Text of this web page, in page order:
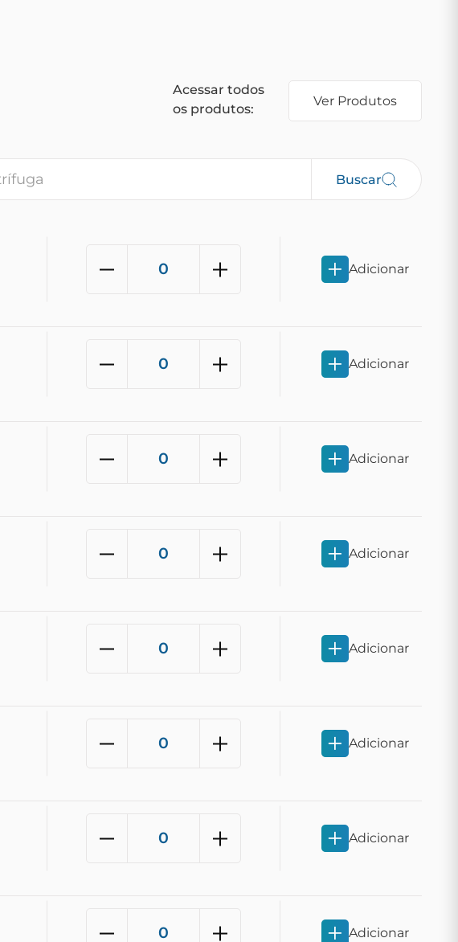
Acessar todos
os produtos:
Ver Produtos
Buscar
Adicionar
Adicionar
Adicionar
Adicionar
Adicionar
Adicionar
Adicionar
Adicionar